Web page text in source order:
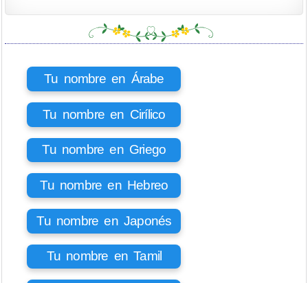
Tu nombre en Árabe
Tu nombre en Cirílico
Tu nombre en Griego
Tu nombre en Hebreo
Tu nombre en Japonés
Tu nombre en Tamil